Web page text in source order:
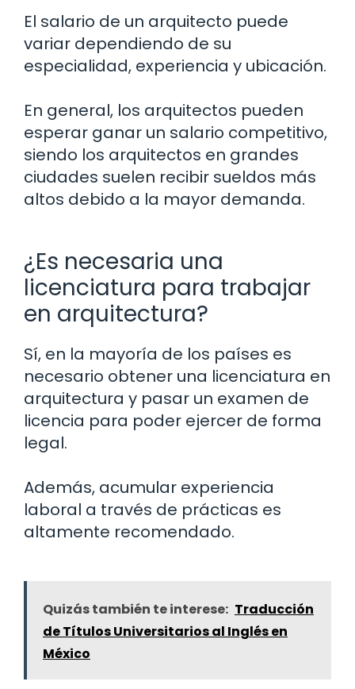
El salario de un arquitecto puede
variar dependiendo de su
especialidad, experiencia y ubicación.
En general, los arquitectos pueden
esperar ganar un salario competitivo,
siendo los arquitectos en grandes
ciudades suelen recibir sueldos más
altos debido a la mayor demanda.
¿Es necesaria una
licenciatura para trabajar
en arquitectura?
Sí, en la mayoría de los países es
necesario obtener una licenciatura en
arquitectura y pasar un examen de
licencia para poder ejercer de forma
legal.
Además, acumular experiencia
laboral a través de prácticas es
altamente recomendado.
Quizás también te interese: Traducción
de Títulos Universitarios al Inglés en
México